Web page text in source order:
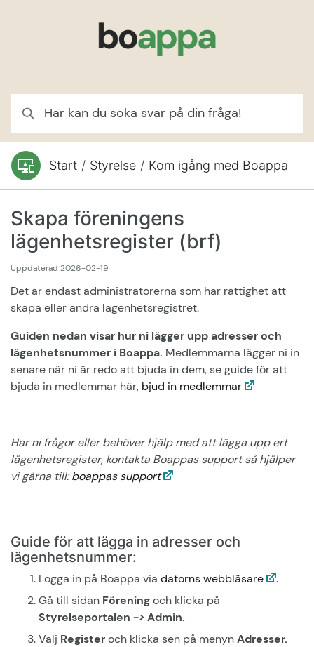
Du är här:Start / Styrelse / Kom igång med Boappa
Skapa föreningens
lägenhetsregister (brf)
Uppdaterad 2026-02-19
Det är endast administratörerna som har rättighet att
skapa eller ändra lägenhetsregistret.
Guiden nedan visar hur ni lägger upp adresser och
lägenhetsnummer i Boappa. Medlemmarna lägger ni in
senare när ni är redo att bjuda in dem, se guide för att
bjuda in medlemmar här, bjud in medlemmar
Har ni frågor eller behöver hjälp med att lägga upp ert
lägenhetsregister, kontakta Boappas support så hjälper
vi gärna till:boappas support
Guide för att lägga in adresser och
lägenhetsnummer:
Logga in på Boappa via datorns webbläsare
.
Gå till sidan Föreningoch klicka på
Styrelseportalen -> Admin.
Välj Registeroch klicka sen på menynAdresser.